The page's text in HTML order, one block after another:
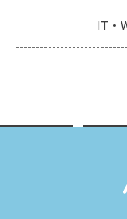
IT・